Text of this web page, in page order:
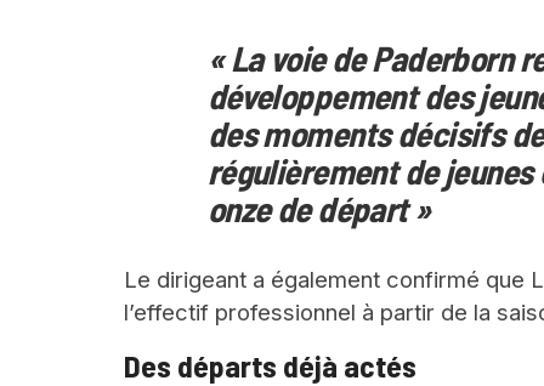
« La voie de Paderborn
développement des
des moments décisifs
régulièrement de
onze de départ »
Le dirigeant a également confirmé que
l’effectif professionnel à partir de la
Des départs déjà actés